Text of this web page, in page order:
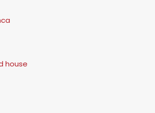
house